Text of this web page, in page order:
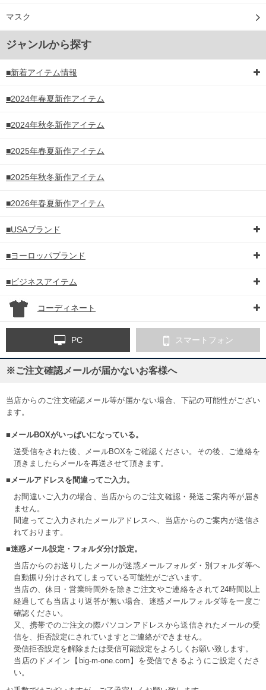
マスク
ジャンルから探す
■新着アイテム情報
■2024年春夏新作アイテム
■2024年秋冬新作アイテム
■2025年春夏新作アイテム
■2025年秋冬新作アイテム
■2026年春夏新作アイテム
■USAブランド
■ヨーロッパブランド
■ビジネスアイテム
コーディネート
PC スマートフォン
※ご注文確認メールが届かないお客様へ
当店からのご注文確認メール等が届かない場合、下記の可能性がござい
ます。
■メールBOXがいっぱいになっている。
送受信をされた後、メールBOXをご確認ください。その後、ご連絡を
頂きましたらメールを再送させて頂きます。
■メールアドレスを間違ってご入力。
お間違いご入力の場合、当店からのご注文確認・発送ご案内等が届き
ません。
間違ってご入力されたメールアドレスへ、当店からのご案内が送信さ
れております。
■迷惑メール設定・フォルダ分け設定。
当店からのお送りしたメールが迷惑メールフォルダ・別フォルダ等へ
自動振り分けされてしまっている可能性がございます。
当店の、休日・営業時間外を除きご注文やご連絡をされて24時間以上
経過しても当店より返答が無い場合、迷惑メールフォルダ等を一度ご
確認ください。
又、携帯でのご注文の際パソコンアドレスから送信されたメールの受
信を、拒否設定にされていますとご連絡ができません。
受信拒否設定を解除または受信可能設定をよろしくお願い致します。
当店のドメイン【big-m-one.com】を受信できるようにご設定くださ
い。